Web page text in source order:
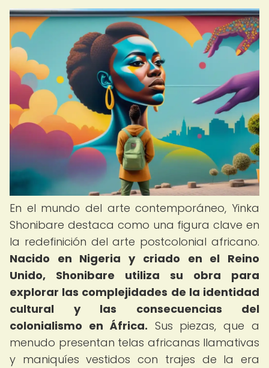
En el mundo del arte contemporáneo, Yinka
Shonibare destaca como una figura clave en
la redefinición del arte postcolonial africano.
Nacido en Nigeria y criado en el Reino
Unido, Shonibare utiliza su obra para
explorar las complejidades de la identidad
cultural y las consecuencias del
colonialismo en África. Sus piezas, que a
menudo presentan telas africanas llamativas
y maniquíes vestidos con trajes de la era